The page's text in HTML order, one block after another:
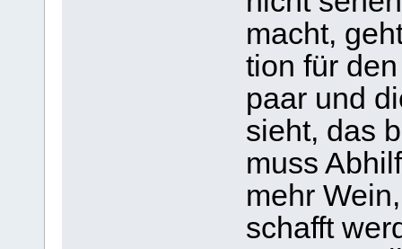
macht,
tion für
paar und
sieht, das
muss
mehr
schafft